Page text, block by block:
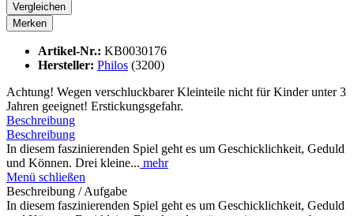
Vergleichen
Merken
Artikel-Nr.: KB0030176
Hersteller: Philos (3200)
Achtung! Wegen verschluckbarer Kleinteile nicht für Kinder unter 3
Jahren geeignet! Erstickungsgefahr.
Beschreibung
Beschreibung
In diesem faszinierenden Spiel geht es um Geschicklichkeit, Geduld
und Können. Drei kleine... mehr
Menü schließen
Beschreibung / Aufgabe
In diesem faszinierenden Spiel geht es um Geschicklichkeit, Geduld